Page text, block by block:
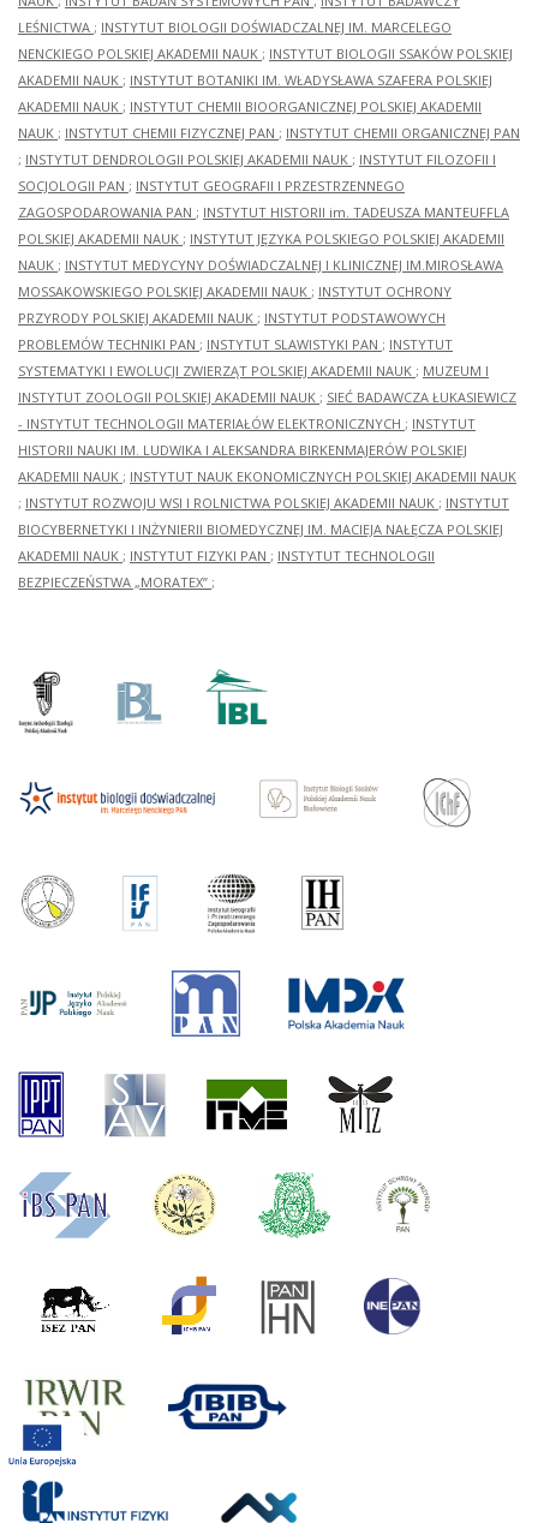
LEŚNICTWA ; INSTYTUT BIOLOGII DOŚWIADCZALNEJ IM. MARCELEGO
NENCKIEGO POLSKIEJ AKADEMII NAUK ; INSTYTUT BIOLOGII SSAKÓW POLSKIEJ
AKADEMII NAUK ; INSTYTUT BOTANIKI IM. WŁADYSŁAWA SZAFERA POLSKIEJ
AKADEMII NAUK ; INSTYTUT CHEMII BIOORGANICZNEJ POLSKIEJ AKADEMII
NAUK ; INSTYTUT CHEMII FIZYCZNEJ PAN ; INSTYTUT CHEMII ORGANICZNEJ PAN
; INSTYTUT DENDROLOGII POLSKIEJ AKADEMII NAUK ; INSTYTUT FILOZOFII I
SOCJOLOGII PAN ; INSTYTUT GEOGRAFII I PRZESTRZENNEGO
ZAGOSPODAROWANIA PAN ; INSTYTUT HISTORII im. TADEUSZA MANTEUFFLA
POLSKIEJ AKADEMII NAUK ; INSTYTUT JĘZYKA POLSKIEGO POLSKIEJ AKADEMII
NAUK ; INSTYTUT MEDYCYNY DOŚWIADCZALNEJ I KLINICZNEJ IM.MIROSŁAWA
MOSSAKOWSKIEGO POLSKIEJ AKADEMII NAUK ; INSTYTUT OCHRONY
PRZYRODY POLSKIEJ AKADEMII NAUK ; INSTYTUT PODSTAWOWYCH
PROBLEMÓW TECHNIKI PAN ; INSTYTUT SLAWISTYKI PAN ; INSTYTUT
SYSTEMATYKI I EWOLUCJI ZWIERZĄT POLSKIEJ AKADEMII NAUK ; MUZEUM I
INSTYTUT ZOOLOGII POLSKIEJ AKADEMII NAUK ; SIEĆ BADAWCZA ŁUKASIEWICZ
- INSTYTUT TECHNOLOGII MATERIAŁÓW ELEKTRONICZNYCH ; INSTYTUT
HISTORII NAUKI IM. LUDWIKA I ALEKSANDRA BIRKENMAJERÓW POLSKIEJ
AKADEMII NAUK ; INSTYTUT NAUK EKONOMICZNYCH POLSKIEJ AKADEMII NAUK
; INSTYTUT ROZWOJU WSI I ROLNICTWA POLSKIEJ AKADEMII NAUK ; INSTYTUT
BIOCYBERNETYKI I INŻYNIERII BIOMEDYCZNEJ IM. MACIEJA NAŁĘCZA POLSKIEJ
AKADEMII NAUK ; INSTYTUT FIZYKI PAN ; INSTYTUT TECHNOLOGII
BEZPIECZEŃSTWA „MORATEX” ;